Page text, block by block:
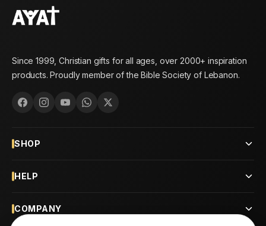
Since 1999, Christian gifts for all ages, over 2000+ inspiration
products. Proudly member of the Bible Society of Lebanon.
SHOP
HELP
COMPANY